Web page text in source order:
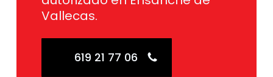
Vallecas.
619 21 77 06